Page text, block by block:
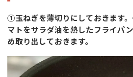
①玉ねぎを薄切りにしておきます
マトをサラダ油を熱したフライパ
め取り出しておきます。